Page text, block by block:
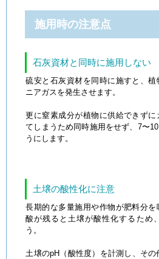
施用時の注意点
石灰資材と同時に施用しない
硫安と石灰資材を同時に施すと、
ニアガスを発生させます。
更に窒素成分が植物に供給できず
てしまうため同時施用をせず、7〜
うにします。
土壌の酸性化に注意
長期的な多量施用や作物が肥料分
酸が残ると土壌が酸性化するため
う。
土壌のpH（酸性度）を計測し、そ